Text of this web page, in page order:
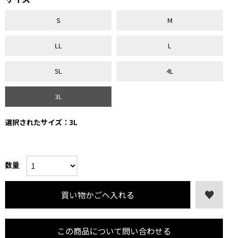
S M
LL L
5L 4L
3L
選択されたサイズ：3L
数量
この商品について問い合わせる